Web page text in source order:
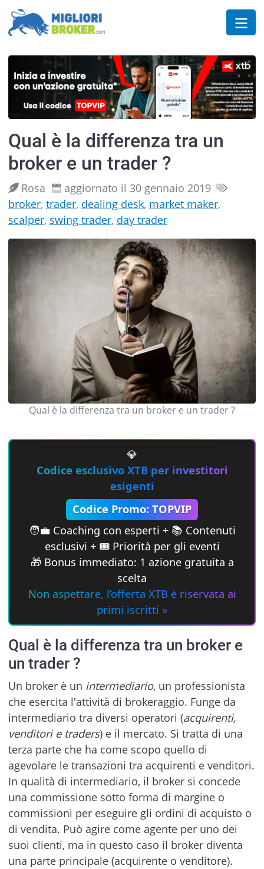
Qual è la differenza tra un
broker e un trader ?
Rosa
aggiornato il 30 gennaio 2019
broker, trader, dealing desk, market maker,
scalper, swing trader, day trader
Qual è la differenza tra un broker e un trader ?
💎
Codice esclusivo XTB per investitori
esigenti
Codice Promo: TOPVIP
🧑‍💼 Coaching con esperti + 📚 Contenuti
esclusivi + 🎟 Priorità per gli eventi
🎁 Bonus immediato: 1 azione gratuita a
scelta
Non aspettare, l’offerta XTB è riservata ai
primi iscritti »
Qual è la differenza tra un broker e
un trader ?
Un broker è un intermediario, un professionista
che esercita l'attività di brokeraggio. Funge da
intermediario tra diversi operatori (acquirenti,
venditori e traders) e il mercato. Si tratta di una
terza parte che ha come scopo quello di
agevolare le transazioni tra acquirenti e venditori.
In qualità di intermediario, il broker si concede
una commissione sotto forma di margine o
commissioni per eseguire gli ordini di acquisto o
di vendita. Può agire come agente per uno dei
suoi clienti, ma in questo caso il broker diventa
una parte principale (acquirente o venditore).